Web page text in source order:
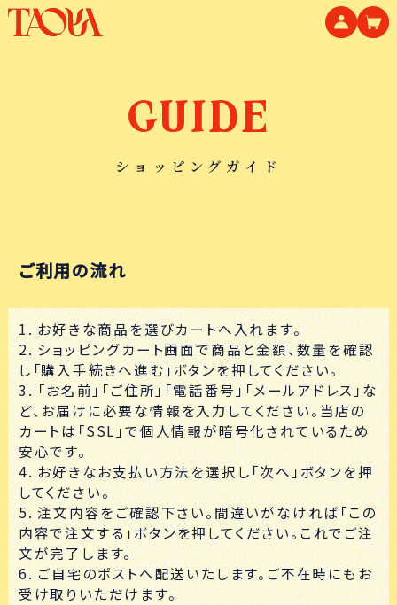
GUIDE
ご利用の流れ
1. お好きな商品を選びカートへ入れます。
2. ショッピングカート画面で商品と金額、数量を確認
し「購入手続きへ進む」ボタンを押してください。
3. 「お名前」「ご住所」「電話番号」「メールアドレス」な
ど、お届けに必要な情報を入力してください。当店の
カートは「SSL」で個人情報が暗号化されているため
安心です。
4. お好きなお支払い方法を選択し「次へ」ボタンを押
してください。
5. 注文内容をご確認下さい。間違いがなければ「この
内容で注文する」ボタンを押してください。これでご注
文が完了します。
6. ご自宅のポストへ配送いたします。ご不在時にもお
受け取りいただけます。